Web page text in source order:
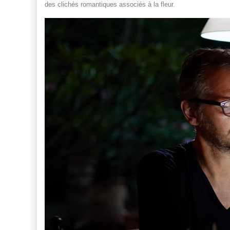
des clichés romantiques associés à la fleur.